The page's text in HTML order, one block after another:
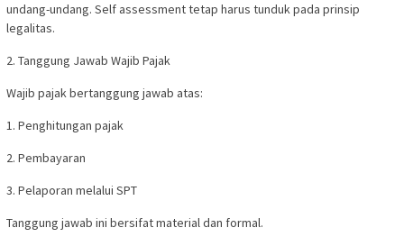
undang-undang. Self assessment tetap harus tunduk pada prinsip
legalitas.
2. Tanggung Jawab Wajib Pajak
Wajib pajak bertanggung jawab atas:
1. Penghitungan pajak
2. Pembayaran
3. Pelaporan melalui SPT
Tanggung jawab ini bersifat material dan formal.